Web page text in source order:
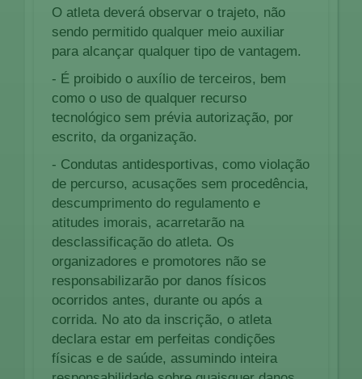
O atleta deverá observar o trajeto, não
sendo permitido qualquer meio auxiliar
para alcançar qualquer tipo de vantagem.
- É proibido o auxílio de terceiros, bem
como o uso de qualquer recurso
tecnológico sem prévia autorização, por
escrito, da organização.
- Condutas antidesportivas, como violação
de percurso, acusações sem procedência,
descumprimento do regulamento e
atitudes imorais, acarretarão na
desclassificação do atleta. Os
organizadores e promotores não se
responsabilizarão por danos físicos
ocorridos antes, durante ou após a
corrida. No ato da inscrição, o atleta
declara estar em perfeitas condições
físicas e de saúde, assumindo inteira